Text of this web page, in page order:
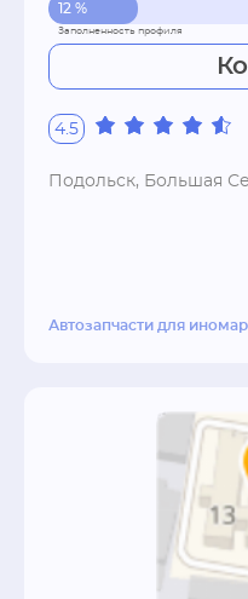
12 %
4.5
Подольск, Большая
Автозапчасти для